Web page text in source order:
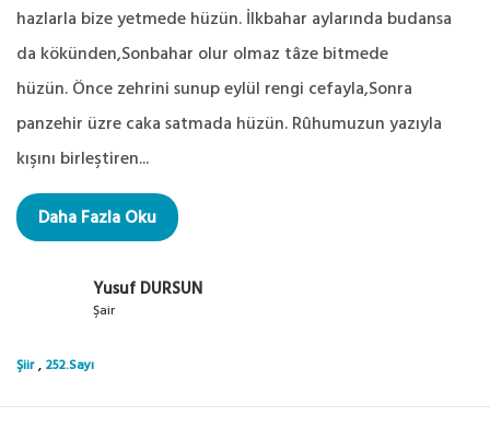
hazlarla bize yetmede hüzün. İlkbahar aylarında budansa
da kökünden,Sonbahar olur olmaz tâze bitmede
hüzün. Önce zehrini sunup eylül rengi cefayla,Sonra
panzehir üzre caka satmada hüzün. Rûhumuzun yazıyla
kışını birleştiren...
Daha Fazla Oku
Yusuf DURSUN
Şair
Şiir , 252.Sayı